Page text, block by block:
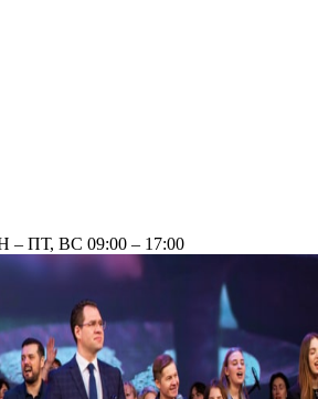
– ПТ, ВС 09:00 – 17:00